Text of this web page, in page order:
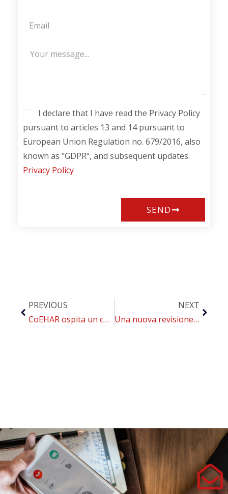
I declare that I have read the Privacy Policy
pursuant to articles 13 and 14 pursuant to
European Union Regulation no. 679/2016, also
known as "GDPR", and subsequent updates.
Privacy Policy
SEND
PREVIOUS
CoEHAR ospita un convegno internazionale su diabete, medicina personalizzata e riduzione del danno da fumo
NEXT
Una nuova revisione sistematica del CoEHAR fa luce sul ruolo degli ENDS nella gestione del peso post-cessazione